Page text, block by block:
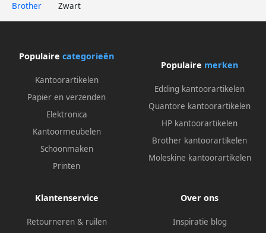
Brother Zwart
Populaire categorieën
Kantoorartikelen
Papier en verzenden
Elektronica
Kantoormeubelen
Schoonmaken
Printen
Populaire merken
Edding kantoorartikelen
Quantore kantoorartikelen
HP kantoorartikelen
Brother kantoorartikelen
Moleskine kantoorartikelen
Klantenservice
Retourneren & ruilen
Over ons
Inspiratie blog